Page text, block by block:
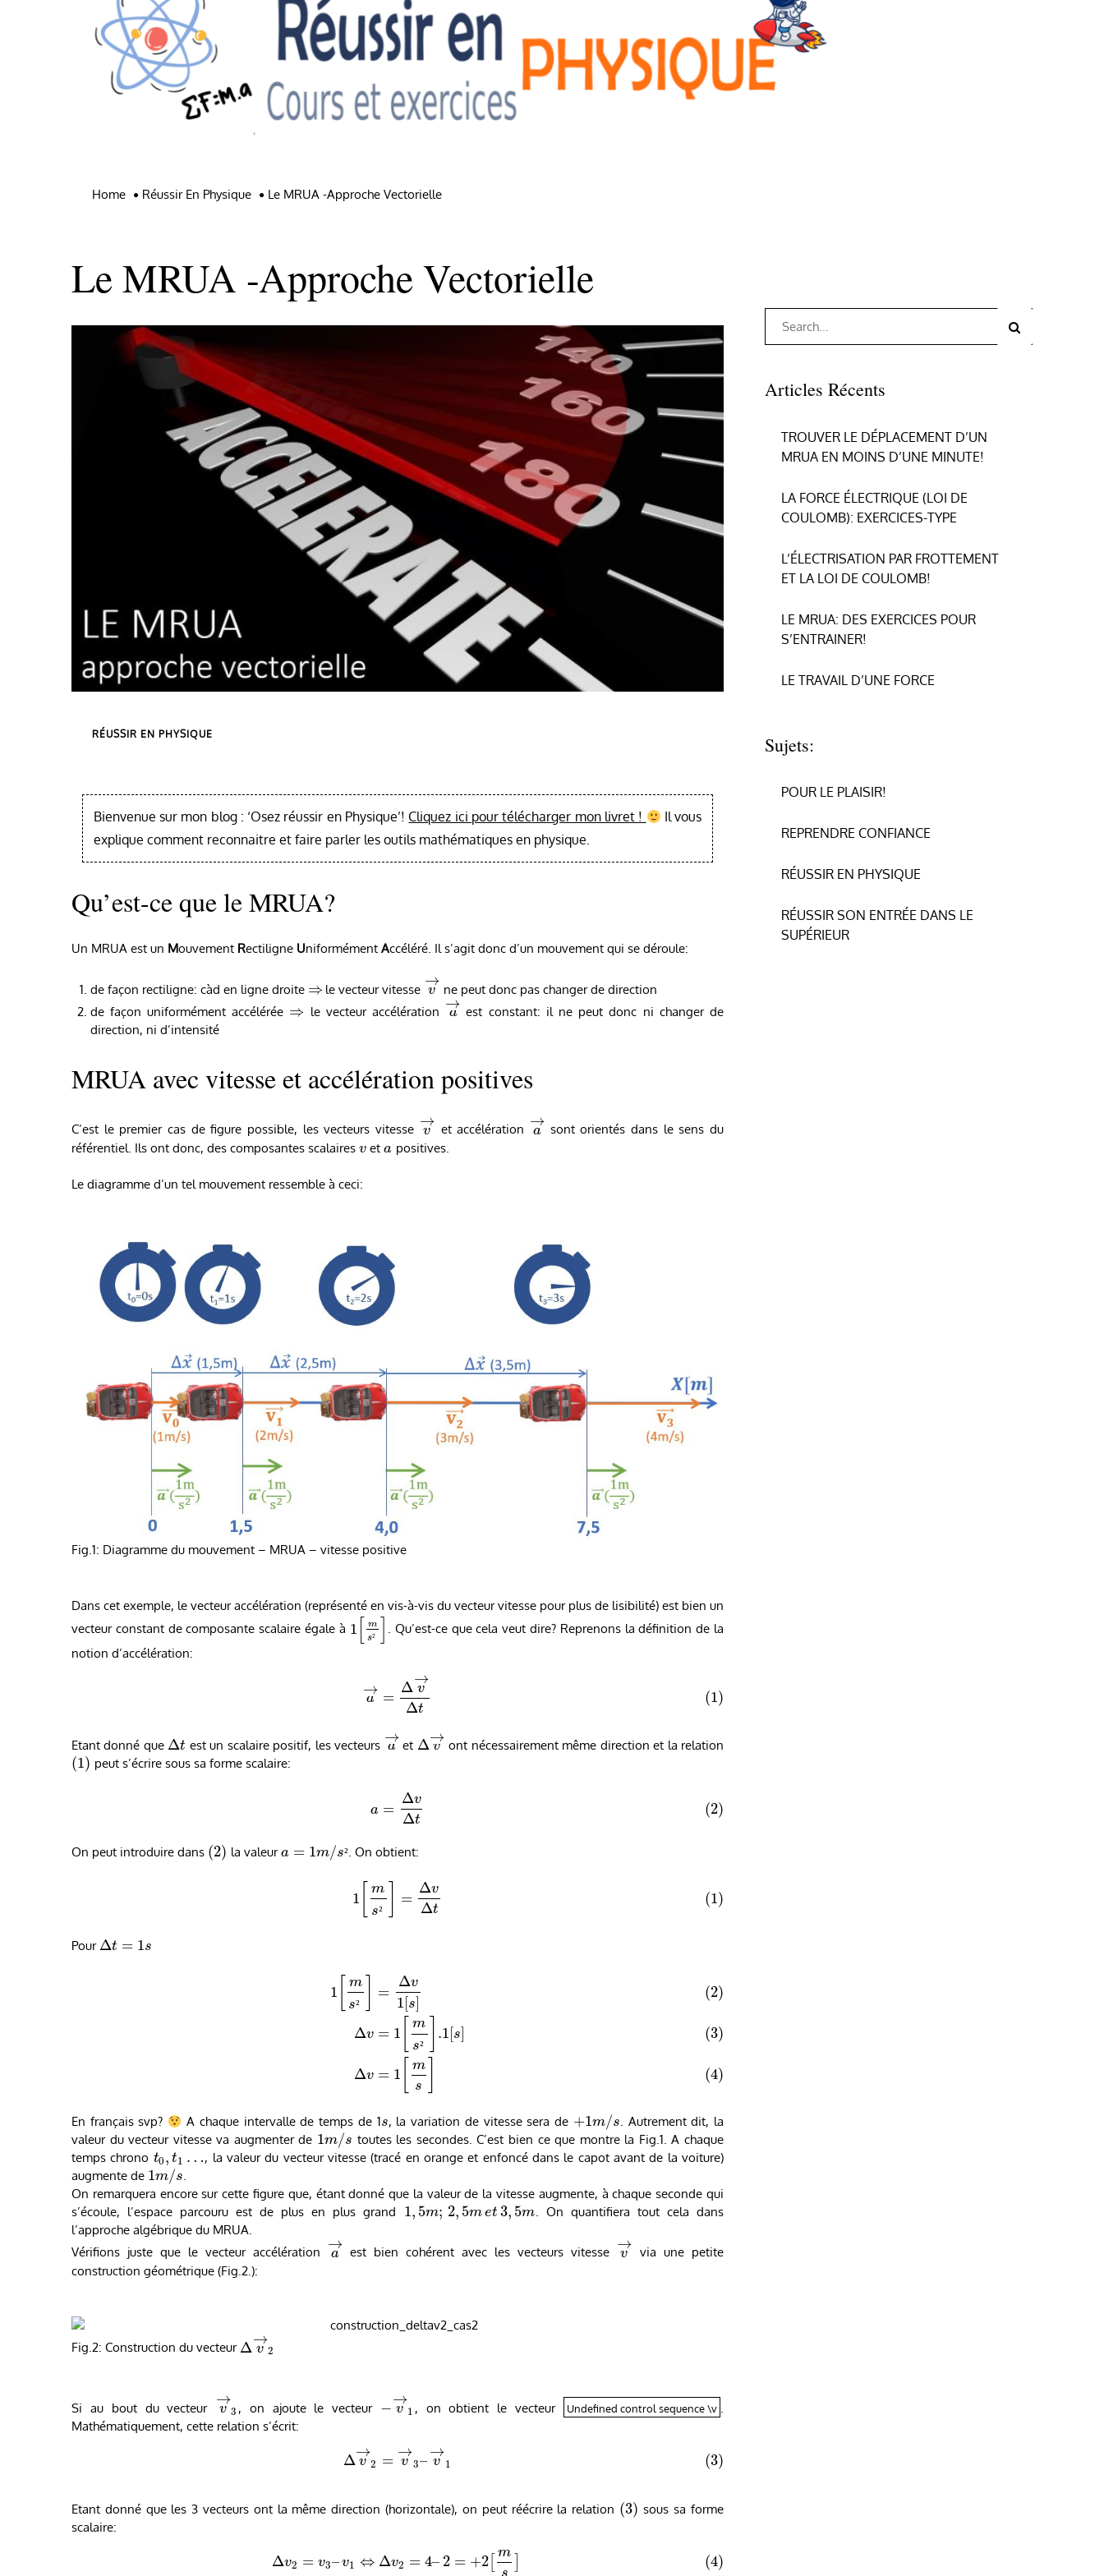
Home Réussir En Physique Le MRUA -approche Vectorielle
Le MRUA -approche Vectorielle
Categories
RÉUSSIR EN PHYSIQUE
Bienvenue sur mon blog : ‘Osez réussir en Physique’! Cliquez ici pour télécharger mon livret !
Il vous
explique comment reconnaitre et faire parler les outils mathématiques en physique.
Qu’est-ce que le MRUA?
Un MRUA est un Mouvement Rectiligne Uniformément Accéléré. Il s’agit donc d’un mouvement qui se déroule:
de façon rectiligne: càd en ligne droite ⇒le vecteur vitesse v
→
ne peut donc pas changer de direction
de façon uniformément accélérée ⇒ le vecteur accélération a
→
est constant: il ne peut donc ni changer de
direction, ni d’intensité
MRUA avec vitesse et accélération positives
C’est le premier cas de figure possible, les vecteurs vitesse v
→
et accélération a
→
sont orientés dans le sens du
référentiel. Ils ont donc, des composantes scalaires vet a positives.
Le diagramme d’un tel mouvement ressemble à ceci:
Fig.1: Diagramme du mouvement – MRUA – vitesse positive
Dans cet exemple, le vecteur accélération (représenté en vis-à-vis du vecteur vitesse pour plus de lisibilité) est bien un
vecteur constant de composante scalaire égale à 1
m
s²
. Qu’est-ce que cela veut dire? Reprenons la définition de la
notion d’accélération:
a
→ =
Δ v
→
Δt
(1)
Etant donné que Δt est un scalaire positif, les vecteurs a
→
et Δ v
→
ont nécessairement même direction et la relation
(1) peut s’écrire sous sa forme scalaire:
a =
Δv
Δt
(2)
On peut introduire dans (2) la valeura = 1m/s². On obtient:
1
m
s²
=
Δv
Δt
(1)
Pour Δt = 1s
1
m
s²
Δv
Δv
=
Δv
1[s]
= 1
m
s²
.1[s]
= 1
m
s
(2)
(3)
(4)
En français svp? A chaque intervalle de temps de 1s, la variation de vitesse sera de +1m/s. Autrement dit, la
valeur du vecteur vitesse va augmenter de 1m/s toutes les secondes. C’est bien ce que montre la Fig.1. A chaque
temps chrono t0, t1 …, la valeur du vecteur vitesse (tracé en orange et enfoncé dans le capot avant de la voiture)
augmente de 1m/s.
On remarquera encore sur cette figure que, étant donné que la valeur de la vitesse augmente, à chaque seconde qui
s’écoule, l’espace parcouru est de plus en plus grand 1, 5m; 2, 5met 3, 5m. On quantifiera tout cela dans
l’approche algébrique du MRUA.
Vérifions juste que le vecteur accélération
a
→
est bien cohérent avec les vecteurs vitesse v
→
via une petite
construction géométrique (Fig.2.):
Fig.2: Construction du vecteur Δ v
→
2
Si au bout du vecteur v
→
3 , on ajoute le vecteur − v
→
1 , on obtient le vecteur Undefined control sequence \v .
Mathématiquement, cette relation s’écrit:
Δ v
→
2 = v
→
3– v
→
1 (3)
Etant donné que les 3 vecteurs ont la même direction (horizontale), on peut réécrire la relation (3) sous sa forme
scalaire:
Δv2 = v3–v1 ⇔ Δv2 = 4– 2 = +2[
m
(4)
Search
Articles Récents
TROUVER LE DÉPLACEMENT D’UN
MRUA EN MOINS D’UNE MINUTE!
LA FORCE ÉLECTRIQUE (LOI DE
COULOMB): EXERCICES-TYPE
L’ÉLECTRISATION PAR FROTTEMENT
ET LA LOI DE COULOMB!
LE MRUA: DES EXERCICES POUR
S’ENTRAINER!
LE TRAVAIL D’UNE FORCE
Sujets:
POUR LE PLAISIR!
REPRENDRE CONFIANCE
RÉUSSIR EN PHYSIQUE
RÉUSSIR SON ENTRÉE DANS LE
SUPÉRIEUR